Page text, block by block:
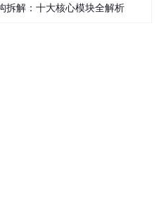
拆解：十大核心模块全解析